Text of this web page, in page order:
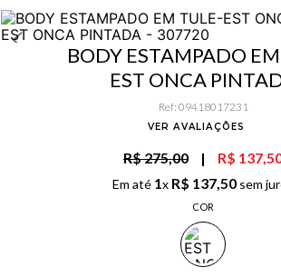
BODY ESTAMPADO
EST ONCA
Ref: 09418017231
VER AVALIAÇÕES
R$ 275,00 | R$
Em até 1x R$ 137,50 sem
COR